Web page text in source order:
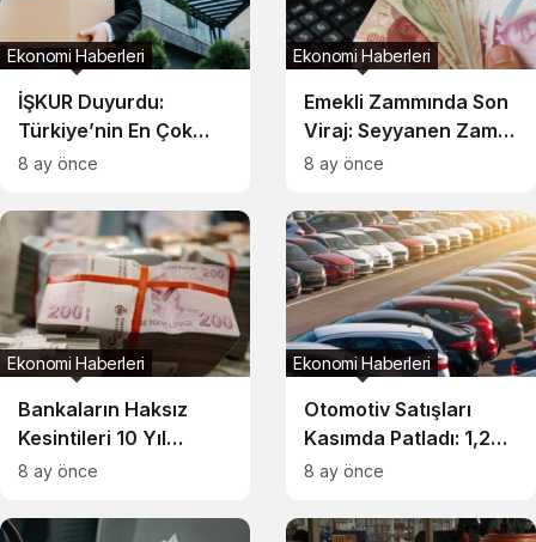
İŞKUR Duyurdu:
Türkiye’nin En Çok
Aranan 10 Mesleği
Ekonomi Haberleri
8 ay önce
Emekli Zammında Son
Viraj: Seyyanen Zam
Masada
Ekonomi Haberleri
8 ay önce
Bankaların Haksız
Kesintileri 10 Yıl
Geriye Dönük
Ekonomi Haberleri
8 ay önce
Otomotiv Satışları
Kasımda Patladı: 1,2
Milyona Koşuyor
Ekonomi Haberleri
8 ay önce